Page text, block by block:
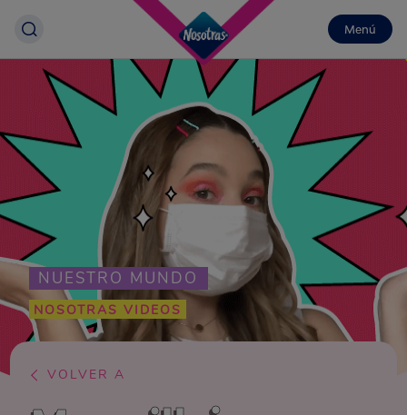
Menú
NUESTRO MUNDO
NOSOTRAS VIDEOS
VOLVER A